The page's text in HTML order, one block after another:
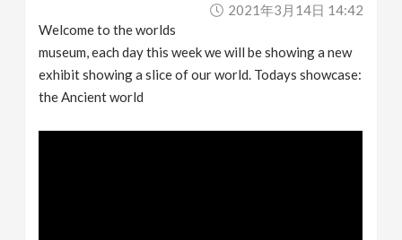
2021年3月14日 14:42
Welcome to the worlds
museum, each day this week we will be showing a new
exhibit showing a slice of our world. Todays showcase:
the Ancient world